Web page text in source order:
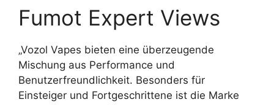
Fumot Expert Views
„Vozol Vapes bieten eine überzeugende
Mischung aus Performance und
Benutzerfreundlichkeit. Besonders für
Einsteiger und Fortgeschrittene ist die Marke